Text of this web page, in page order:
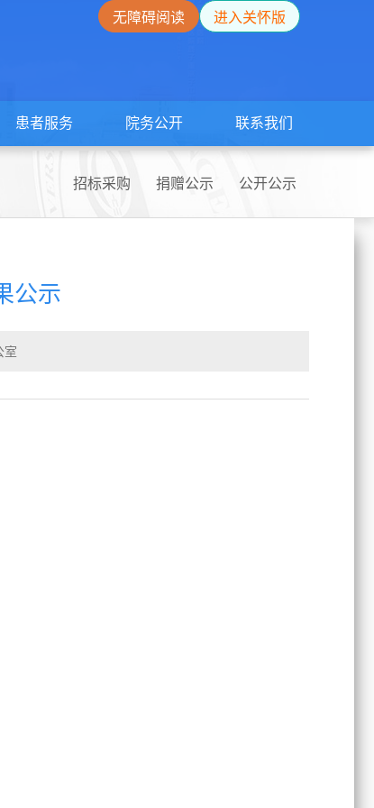
无障碍阅读 进入关怀版
患者服务 院务公开 联系我们
招标采购 捐赠公示 公开公示
公示
室